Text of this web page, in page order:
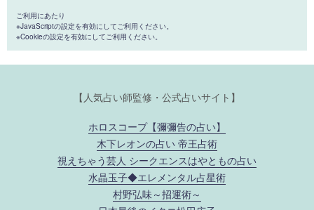
ご利用にあたり
※JavaScriptの設定を有効にしてご利用ください。
※Cookieの設定を有効にしてご利用ください。
【人気占い師監修・公式占いサイト】
ホロスコープ【彌彌告の占い】
木下レオンの占い 帝王占術
視えちゃう芸人 シークエンスはやともの占い
水晶玉子◆エレメンタル占星術
村野弘味～招運術～